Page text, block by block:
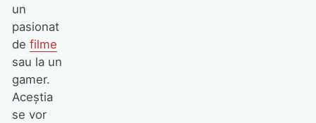
un
pasionat
de filme
sau la un
gamer.
Aceștia
se vor